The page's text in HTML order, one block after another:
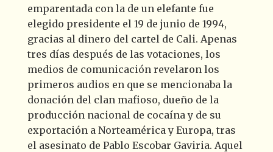
emparentada con la de un elefante fue
elegido presidente el 19 de junio de 1994,
gracias al dinero del cartel de Cali. Apenas
tres días después de las votaciones, los
medios de comunicación revelaron los
primeros audios en que se mencionaba la
donación del clan mafioso, dueño de la
producción nacional de cocaína y de su
exportación a Norteamérica y Europa, tras
el asesinato de Pablo Escobar Gaviria. Aquel